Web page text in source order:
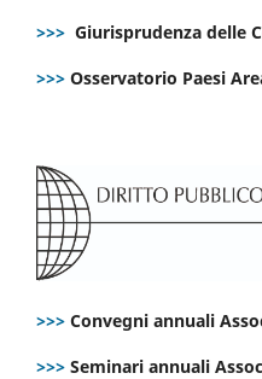
>>> Giurisprudenza delle
>>> Osservatorio Paesi
>>> Convegni annuali
>>> Seminari annuali